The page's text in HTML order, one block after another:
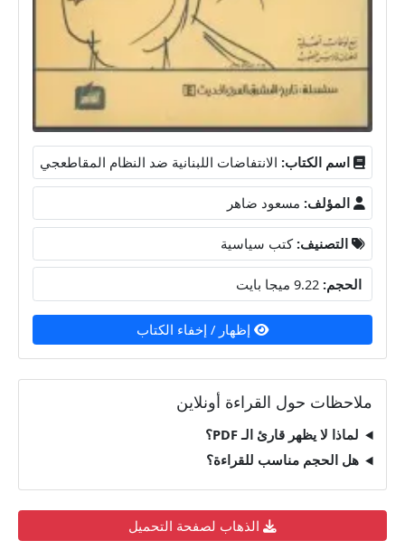
اسم الكتاب: الانتفاضات اللبنانية ضد النظام المقاطعجي
المؤلف: مسعود ضاهر
التصنيف: كتب سياسية
الحجم:
إظهار / إخفاء الكتاب
ملاحظات حول القراءة أونلاين
لماذا لا يظهر قارئ الـ PDF؟
هل الحجم مناسب للقراءة؟
الذهاب لصفحة التحميل